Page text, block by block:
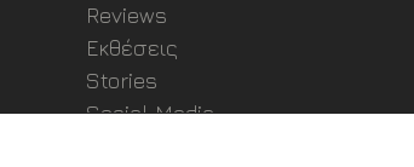
Reviews
Εκθέσεις
Stories
Social Media